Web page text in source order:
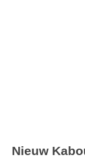
Nieuw